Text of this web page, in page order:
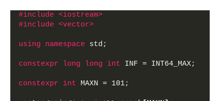
#include <iostream>
#include <vector>
using namespace std;
constexpr long long int INF = INT64_MAX;
constexpr int MAXN = 101;